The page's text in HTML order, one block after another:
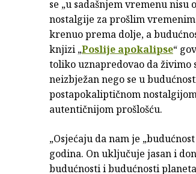
se „u sadašnjem vremenu
nostalgije za prošlim
krenuo prema dolje, a
knjizi „Poslije apokalipse“
toliko uznapredovao da živimo
neizbježan nego se u
postapokaliptičnom
autentičnijom prošlošću.
„Osjećaju da nam je
godina. On uključuje jasan i
budućnosti i budućnosti